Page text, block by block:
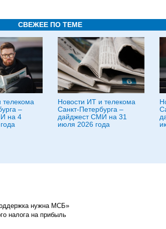
СВЕЖЕЕ ПО ТЕМЕ
телекома
–
на 4
Новости ИТ и телекома
Санкт-Петербурга –
дайджест СМИ на 31
июля 2026 года
нужна МСБ»
налога на прибыль